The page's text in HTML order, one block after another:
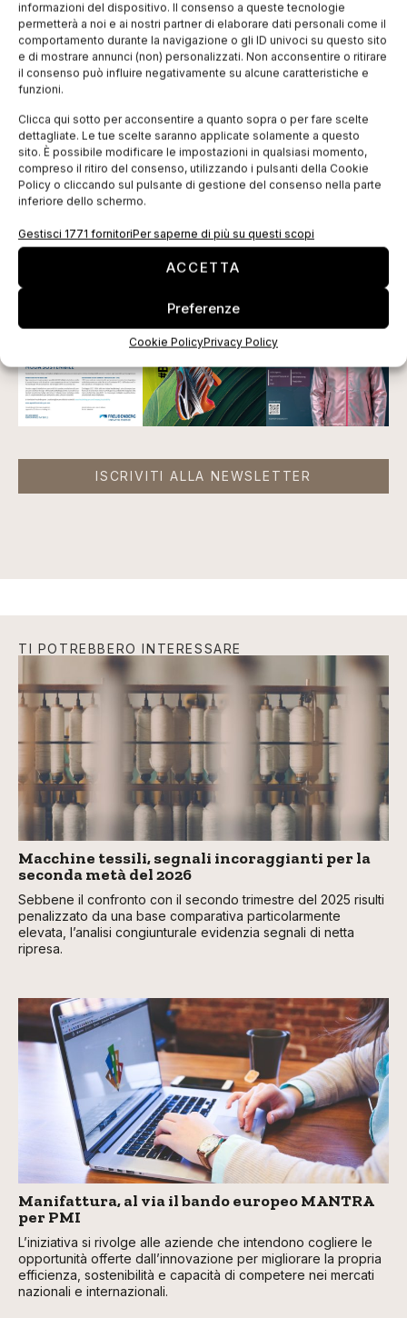
informazioni del dispositivo. Il consenso a queste tecnologie
permetterà a noi e ai nostri partner di elaborare dati personali come il
comportamento durante la navigazione o gli ID univoci su questo sito
e di mostrare annunci (non) personalizzati. Non acconsentire o ritirare
il consenso può influire negativamente su alcune caratteristiche e
funzioni.
Clicca qui sotto per acconsentire a quanto sopra o per fare scelte
dettagliate. Le tue scelte saranno applicate solamente a questo
sito. È possibile modificare le impostazioni in qualsiasi momento,
compreso il ritiro del consenso, utilizzando i pulsanti della Cookie
Policy o cliccando sul pulsante di gestione del consenso nella parte
inferiore dello schermo.
Gestisci 1771 fornitoriPer saperne di più su questi scopi
ACCETTA
Preferenze
Cookie PolicyPrivacy Policy
promosso dal ministero dello Sviluppo economico.
L’obiettivo del Piano, illustrato oggi nei dettagli dal
viceministro Carlo Calenda, è quello di sviluppare una
profonda sinergia tra i saloni italiani del tessile,
affermare l’eccellenza e la leadership italiana anche
in questo campo. Perché “uniti si vince”, come ha
sintetizzato il viceministro.
ISCRIVITI ALLA NEWSLETTER
TI POTREBBERO INTERESSARE
Macchine tessili, segnali incoraggianti per la
seconda metà del 2026
Sebbene il confronto con il secondo trimestre del 2025 risulti
penalizzato da una base comparativa particolarmente
elevata, l’analisi congiunturale evidenzia segnali di netta
ripresa.
Manifattura, al via il bando europeo MANTRA
per PMI
L’iniziativa si rivolge alle aziende che intendono cogliere le
opportunità offerte dall’innovazione per migliorare la propria
efficienza, sostenibilità e capacità di competere nei mercati
nazionali e internazionali.